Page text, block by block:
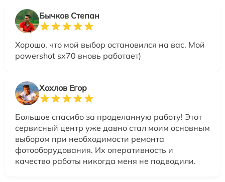
Бычков Степан
Хорошо, что мой выбор остановился на вас. Мой
powershot sx70 вновь работает)
Хохлов Егор
Большое спасибо за проделанную работу! Этот
сервисный центр уже давно стал моим основным
выбором при необходимости ремонта
фотооборудования. Их оперативность и
качество работы никогда меня не подводили.